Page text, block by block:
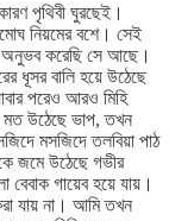
পৃথিবী ঘুরছেই।
নিয়মের বশে। সেই
অনুভব করেছি সে আছে।
ধূসর বালি হয়ে উঠেছে
পরেও আরও মিহি
মত উঠেছে ভাপ, তখন
মসজিদে তলবিয়া পাঠ
জমে উঠেছে গভীর
বেবাক গায়েব হয়ে যায়।
যায় না। আমি তখন